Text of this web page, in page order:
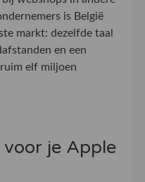
is België
markt: dezelfde taal
en een
elf miljoen
je Apple